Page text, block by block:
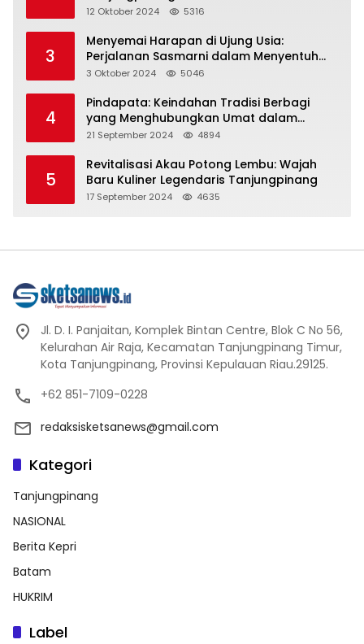
Representasi
12 Oktober 2024 5316
3
Menyemai Harapan di Ujung Usia:
Perjalanan Sasmarni dalam Menyentuh
Hati dan Jiwa
3 Oktober 2024 5046
4
Pindapata: Keindahan Tradisi Berbagi
yang Menghubungkan Umat dalam
Spiritualitas dan Kebersamaan dalam
21 September 2024 4894
5
Revitalisasi Akau Potong Lembu: Wajah
Baru Kuliner Legendaris Tanjungpinang
17 September 2024 4635
Jl. D. I. Panjaitan, Komplek Bintan Centre, Blok C No 56,
Kelurahan Air Raja, Kecamatan Tanjungpinang Timur,
Kota Tanjungpinang, Provinsi Kepulauan Riau.29125.
+62 851-7109-0228
redaksisketsanews@gmail.com
Kategori
Tanjungpinang
NASIONAL
Berita Kepri
Batam
HUKRIM
Label